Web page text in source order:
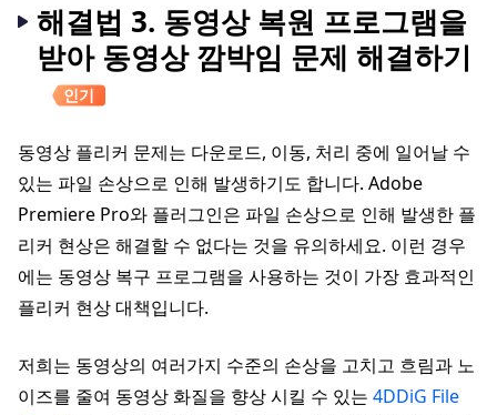
해결법 3. 동영상 복원 프로그램을
받아 동영상 깜박임 문제 해결하기
인기
동영상 플리커 문제는 다운로드, 이동, 처리 중에 일어날 수
있는 파일 손상으로 인해 발생하기도 합니다. Adobe
Premiere Pro와 플러그인은 파일 손상으로 인해 발생한 플
리커 현상은 해결할 수 없다는 것을 유의하세요. 이런 경우
에는 동영상 복구 프로그램을 사용하는 것이 가장 효과적인
플리커 현상 대책입니다.
저희는 동영상의 여러가지 수준의 손상을 고치고 흐림과 노
이즈를 줄여 동영상 화질을 향상 시킬 수 있는 4DDiG File